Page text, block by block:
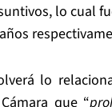
lo cual
lo
que “